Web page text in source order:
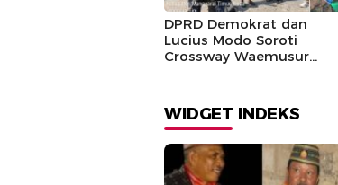
DPRD Demokrat dan
Lucius Modo Soroti
Crossway Waemusur
WIDGET INDEKS